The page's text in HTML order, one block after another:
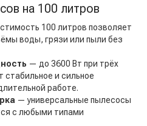
на 100 литров
100 литров позволяет
воды, грязи или пыли без
— до 3600 Вт при трёх
стабильное и сильное
работе.
— универсальные пылесосы
с любыми типами